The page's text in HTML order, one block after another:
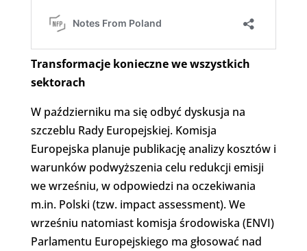
Transformacje konieczne we wszystkich
sektorach
W październiku ma się odbyć dyskusja na
szczeblu Rady Europejskiej. Komisja
Europejska planuje publikację analizy kosztów i
warunków podwyższenia celu redukcji emisji
we wrześniu, w odpowiedzi na oczekiwania
m.in. Polski (tzw. impact assessment). We
wrześniu natomiast komisja środowiska (ENVI)
Parlamentu Europejskiego ma głosować nad